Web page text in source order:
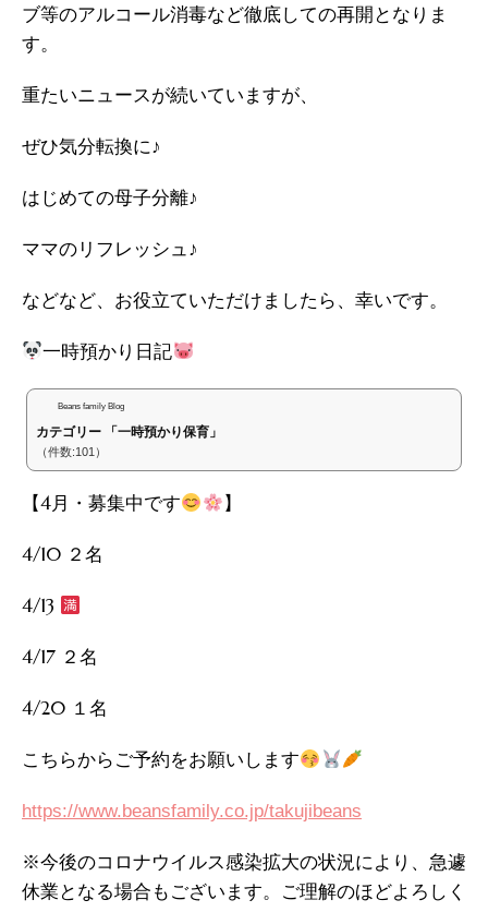
ブ等のアルコール消毒など徹底しての再開となりま
す。
重たいニュースが続いていますが、
ぜひ気分転換に♪
はじめての母子分離♪
ママのリフレッシュ♪
などなど、お役立ていただけましたら、幸いです。
一時預かり日記
Beans family Blog
カテゴリー 「一時預かり保育」
（件数:101）
【4月・募集中です 】
4/10 ２名
4/13
4/17 ２名
4/20 １名
こちらからご予約をお願いします
https://www.beansfamily.co.jp/takujibeans
※今後のコロナウイルス感染拡大の状況により、 急遽
休業 となる場合 も ございます。 ご理解のほどよろしく